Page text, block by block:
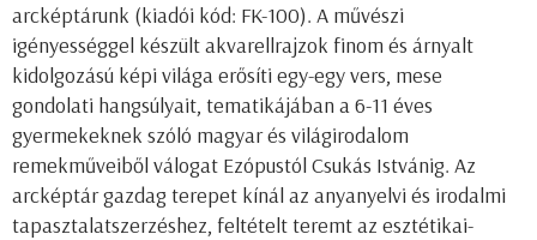
arcképtárunk (kiadói kód: FK-100). A művészi
igényességgel készült akvarellrajzok finom és árnyalt
kidolgozású képi világa erősíti egy-egy vers, mese
gondolati hangsúlyait, tematikájában a 6-11 éves
gyermekeknek szóló magyar és világirodalom
remekműveiből válogat Ezópustól Csukás Istvánig. Az
arcképtár gazdag terepet kínál az anyanyelvi és irodalmi
tapasztalatszerzéshez, feltételt teremt az esztétikai-